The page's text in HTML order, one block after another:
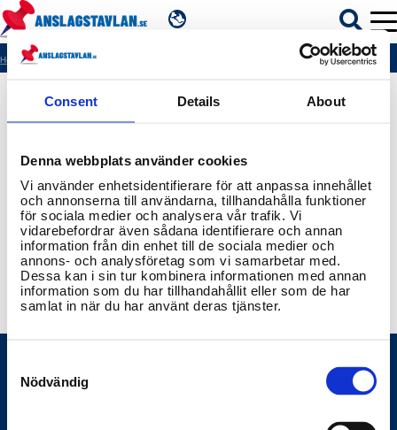
Consent Details About
Denna webbplats använder cookies
Vi använder enhetsidentifierare för att anpassa innehållet
och annonserna till användarna, tillhandahålla funktioner
för sociala medier och analysera vår trafik. Vi
vidarebefordrar även sådana identifierare och annan
information från din enhet till de sociala medier och
annons- och analysföretag som vi samarbetar med.
Dessa kan i sin tur kombinera informationen med annan
information som du har tillhandahållit eller som de har
samlat in när du har använt deras tjänster.
Selection
Nödvändig
MYNDIGHETER
REGIONER
KOMMUNER
Hem 404